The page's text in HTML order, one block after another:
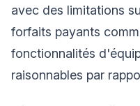
avec des limitations
forfaits payants
fonctionnalités
raisonnables par